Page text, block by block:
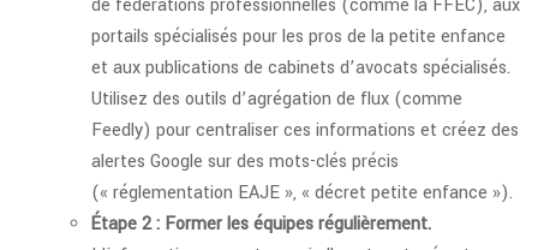
de fédérations professionnelles (comme la FFEC), aux
portails spécialisés pour les pros de la petite enfance
et aux publications de cabinets d’avocats spécialisés.
Utilisez des outils d’agrégation de flux (comme
Feedly) pour centraliser ces informations et créez des
alertes Google sur des mots-clés précis
(« réglementation EAJE », « décret petite enfance »).
Étape 2 : Former les équipes régulièrement.